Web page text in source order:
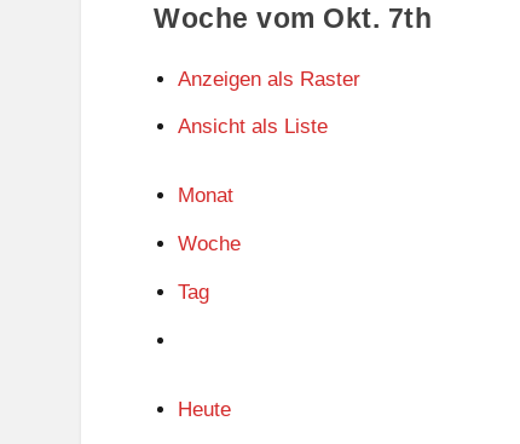
Woche vom Okt. 7th
Anzeigen als Raster
Ansicht als Liste
Monat
Woche
Tag
Heute